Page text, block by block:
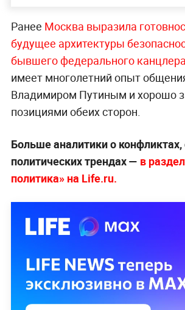
Ранее Москва выразила
будущее архитектуры
бывшего федерального канцлера
имеет многолетний опыт
Владимиром Путиным и хорошо
позициями обеих сторон.
Больше аналитики о
политических трендах — в
политика» на Life.ru.